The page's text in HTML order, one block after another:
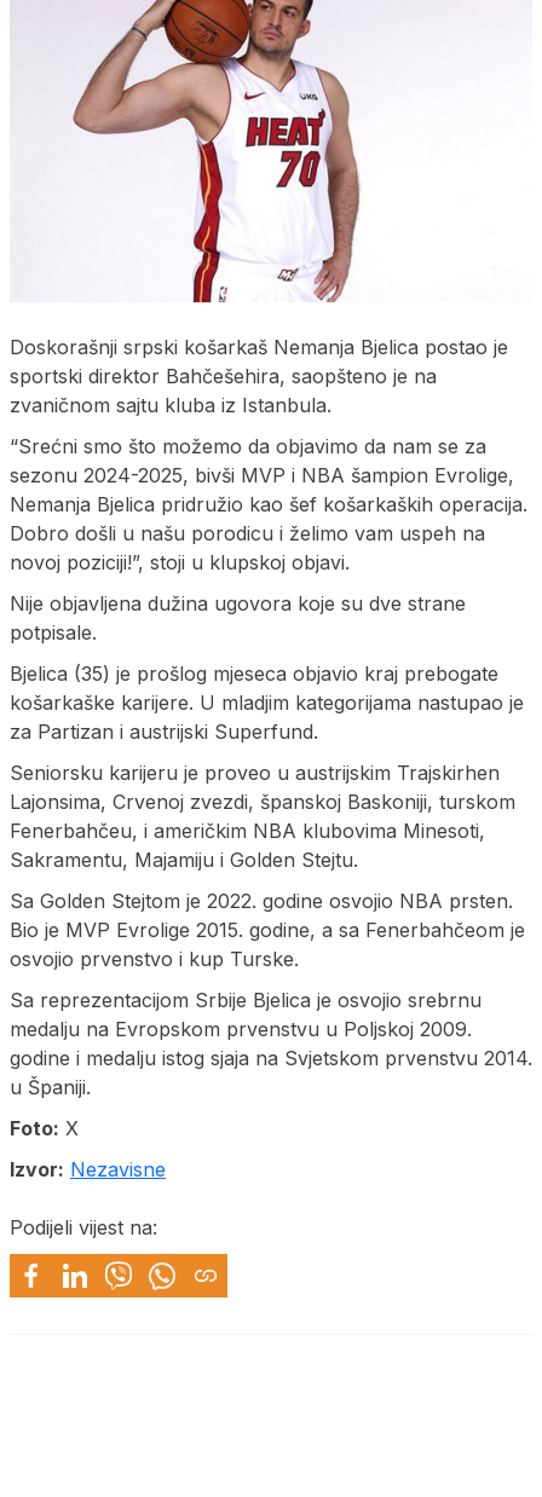
Doskorašnji srpski košarkaš Nemanja Bjelica postao je
sportski direktor Bahčešehira, saopšteno je na
zvaničnom sajtu kluba iz Istanbula.
“Srećni smo što možemo da objavimo da nam se za
sezonu 2024-2025, bivši MVP i NBA šampion Evrolige,
Nemanja Bjelica pridružio kao šef košarkaških operacija.
Dobro došli u našu porodicu i želimo vam uspeh na
novoj poziciji!”, stoji u klupskoj objavi.
Nije objavljena dužina ugovora koje su dve strane
potpisale.
Bjelica (35) je prošlog mjeseca objavio kraj prebogate
košarkaške karijere. U mladjim kategorijama nastupao je
za Partizan i austrijski Superfund.
Seniorsku karijeru je proveo u austrijskim Trajskirhen
Lajonsima, Crvenoj zvezdi, španskoj Baskoniji, turskom
Fenerbahčeu, i američkim NBA klubovima Minesoti,
Sakramentu, Majamiju i Golden Stejtu.
Sa Golden Stejtom je 2022. godine osvojio NBA prsten.
Bio je MVP Evrolige 2015. godine, a sa Fenerbahčeom je
osvojio prvenstvo i kup Turske.
Sa reprezentacijom Srbije Bjelica je osvojio srebrnu
medalju na Evropskom prvenstvu u Poljskoj 2009.
godine i medalju istog sjaja na Svjetskom prvenstvu 2014.
u Španiji.
Foto: X
Izvor: Nezavisne
Podijeli vijest na: